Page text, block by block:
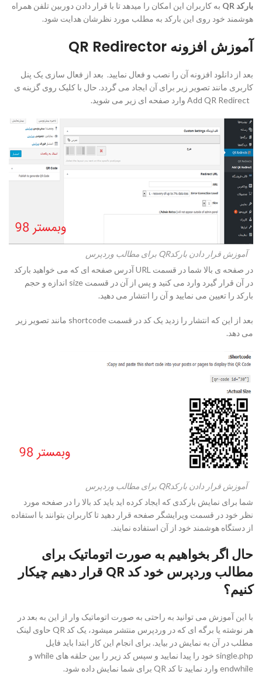
بارکد QR به کاربران این امکان را میدهد تا با قرار دادن دوربین تلفن همراه
هوشمند خود روی این بارکد به مطلب مورد نظرشان هدایت شود.
آموزش افزونه QR Redirector
بعد از دانلود افزونه آن را نصب و فعال نمایید. بعد از فعال سازی یک پنل
کاربری مانند تصویر زیر برای آن ایجاد می گردد. حال با کلیک روی گزینه ی
آموزش قرار دادن بارکدQR برای مطالب وردپرس
در صفحه ی بالا شما در قسمت URL آدرس صفحه ای که می خواهید بارکد
در آن قرار گیرد وارد می کنید و پس از آن در قسمت size اندازه و حجم
بارکد را تعیین می نمایید و آن را انتشار می دهید.
بعد از این که انتشار را زدید یک کد در قسمت shortcode مانند تصویر زیر
می دهد.
آموزش قرار دادن بارکدQR برای مطالب وردپرس
شما برای نمایش بارکدی که ایجاد کرده اید باید کد بالا را در صفحه مورد
نظر خود در قسمت ویرایشگر صفحه قرار دهید تا کاربران بتوانند با استفاده
از دستگاه هوشمند خود از آن استفاده نمایند.
حال اگر بخواهیم به صورت اتوماتیک برای
مطالب وردپرس خود کد QR قرار دهیم چیکار
کنیم؟
با این آموزش می توانید به راحتی به صورت اتوماتیک وار از این به بعد در
هر نوشته یا برگه ای که در وردپرس منتشر میشود، یک کد QR حاوی لینک
مطلب در آن به نمایش در بیاید. برای انجام این کار ابتدا باید فایل
single.php خود را پیدا نمایید و سپس کد زیر را بین حلقه های while و
endwhile وارد نمایید تا کد QR برای شما نمایش داده شود.